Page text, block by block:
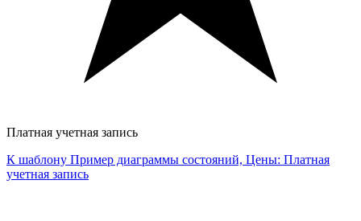
Платная учетная запись
К шаблону Пример диаграммы состояний, Цены: Платная
учетная запись